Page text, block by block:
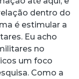
dentro do
é estimular a
Eu acho
no
um foco
Como a